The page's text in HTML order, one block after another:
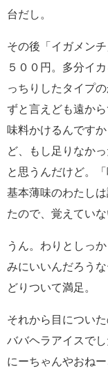
台だし。
その後「イガメン
５００円。多分イ
っちりしたタイプ
ずと言えども遠か
味料かけるんです
ど、もし足りなか
と思うんだけど。
基本薄味のわたし
たので、覚えていな
うん。わりとしっ
みにいいんだろう
どりついて満足。
それから目につい
ババヘラアイスで
にーちゃんやおね